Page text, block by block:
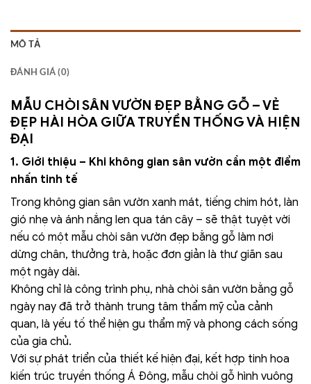
MÔ TẢ
ĐÁNH GIÁ (0)
MẪU CHÒI SÂN VƯỜN ĐẸP BẰNG GỖ – VẺ
ĐẸP HÀI HÒA GIỮA TRUYỀN THỐNG VÀ HIỆN
ĐẠI
1. Giới thiệu – Khi không gian sân vườn cần một điểm
nhấn tinh tế
Trong không gian sân vườn xanh mát, tiếng chim hót, làn
gió nhẹ và ánh nắng len qua tán cây – sẽ thật tuyệt vời
nếu có một mẫu chòi sân vườn đẹp bằng gỗ làm nơi
dừng chân, thưởng trà, hoặc đơn giản là thư giãn sau
một ngày dài.
Không chỉ là công trình phụ, nhà chòi sân vườn bằng gỗ
ngày nay đã trở thành trung tâm thẩm mỹ của cảnh
quan, là yếu tố thể hiện gu thẩm mỹ và phong cách sống
của gia chủ.
Với sự phát triển của thiết kế hiện đại, kết hợp tinh hoa
kiến trúc truyền thống Á Đông, mẫu chòi gỗ hình vuông